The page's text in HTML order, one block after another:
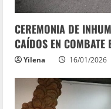
CEREMONIA DE
CAÍDOS EN COMBATE
Yilena 16/01/2026